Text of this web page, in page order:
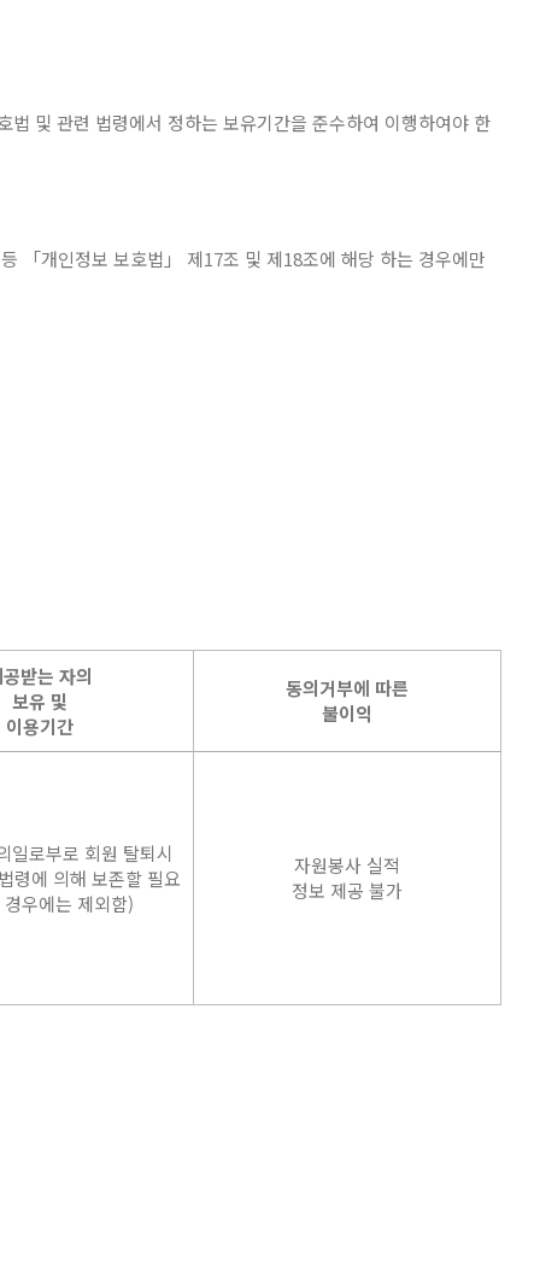
및 관련 법령에서 정하는 보유기간을 준수하여 이행하여야 한
「개인정보 보호법」 제17조 및 제18조에 해당 하는 경우에만
받는 자의
보유 및
이용기간
동의거부에 따른
불이익
일로부로 회원 탈퇴시
령에 의해 보존할 필요
우에는 제외함)
자원봉사 실적
정보 제공 불가